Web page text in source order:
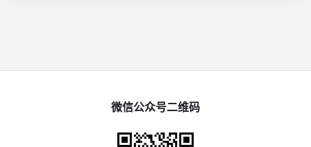
微信公众号二维码